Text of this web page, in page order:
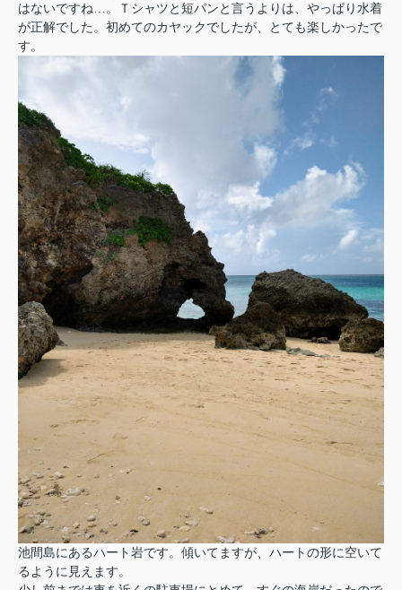
はないですね…。Ｔシャツと短パンと言うよりは、やっぱり水着
が正解でした。初めてのカヤックでしたが、とても楽しかったで
す。
池間島にあるハート岩です。傾いてますが、ハートの形に空いて
るように見えます。